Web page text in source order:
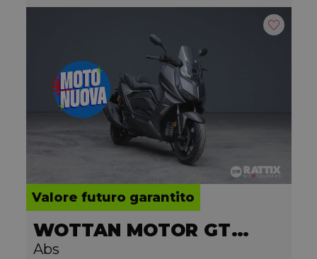
Valore futuro garantito
WOTTAN MOTOR GT2 300
Abs